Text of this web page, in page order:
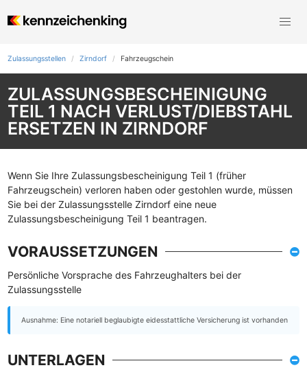
Zulassungsstellen Zirndorf Fahrzeugschein
ZULASSUNGSBESCHEINIGUNG
TEIL 1 NACH VERLUST/DIEBSTAHL
ERSETZEN IN ZIRNDORF
Wenn Sie Ihre Zulassungsbescheinigung Teil 1 (früher
Fahrzeugschein) verloren haben oder gestohlen wurde, müssen
Sie bei der Zulassungsstelle Zirndorf eine neue
Zulassungsbescheinigung Teil 1 beantragen.
VORAUSSETZUNGEN
Persönliche Vorsprache des Fahrzeughalters bei der
Zulassungsstelle
Ausnahme: Eine notariell beglaubigte eidesstattliche Versicherung ist vorhanden
UNTERLAGEN